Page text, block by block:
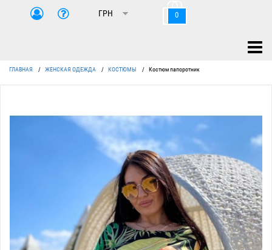
0
ГЛАВНАЯ / ЖЕНСКАЯ ОДЕЖДА / КОСТЮМЫ / Костюм папоротник